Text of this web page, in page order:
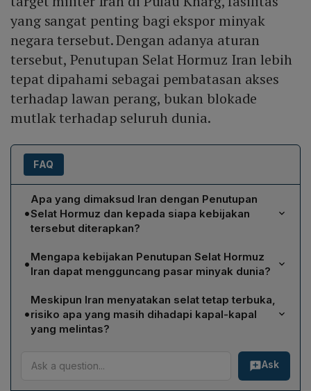
yang sangat penting bagi ekspor minyak
negara tersebut. Dengan adanya aturan
tersebut, Penutupan Selat Hormuz Iran lebih
tepat dipahami sebagai pembatasan akses
terhadap lawan perang, bukan blokade
mutlak terhadap seluruh dunia.
FAQ
•
Apa yang dimaksud Iran dengan Penutupan
Selat Hormuz dan kepada siapa kebijakan
tersebut diterapkan?
Penutupan Selat Hormuz yang diumumkan oleh Menteri
Luar Negeri Abbas Araghchi bukan blokade total,
melainkan pembatasan akses bagi kapal tanker dan
kapal dagang milik Amerika Serikat, Israel, serta
negara‑negara sekutu yang dianggap ikut menyerang
Iran. Selat tetap terbuka bagi negara lain asalkan tidak
•Mengapa kebijakan Penutupan Selat Hormuz
Iran dapat mengguncang pasar minyak dunia?
Selat Hormuz menyampaikan sekitar satu per lima
produksi minyak dunia; gangguan apa pun di jalur ini
langsung memicu kekhawatiran pasokan. Pada 9 Maret
harga minyak mentah sempat naik ke US$119,50 per
barel, kemudian turun dan kembali stabil di sekitar
US$100,52. Jika Iran mengizinkan tanker berlayar
hanya bila transaksi dilakukan dalam yuan, hal itu juga
•
Meskipun Iran menyatakan selat tetap terbuka,
risiko apa yang masih dihadapi kapal-kapal
yang melintas?
Risiko keamanan tetap tinggi karena setidaknya 16
kapal di sekitar Teluk dan Selat Hormuz telah diserang
sejak konflik dimulai pada 28 Februari. Beberapa kapal,
Ask